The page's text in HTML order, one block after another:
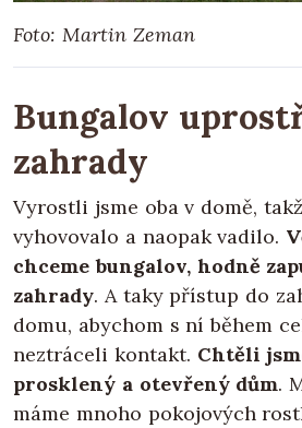
Foto: Martin Zeman
Bungalov
zahrady
Vyrostli jsme oba v domě,
vyhovovalo a naopak vadilo.
chceme bungalov, hodně
zahrady. A taky přístup do
domu, abychom s ní během
neztráceli kontakt. Chtěli
prosklený a otevřený dům.
máme mnoho pokojových